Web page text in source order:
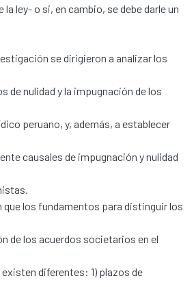
ley- o si, en cambio, se debe darle un
se dirigieron a analizar los
de nulidad y la impugnación de los
peruano, y, además, a establecer
causales de impugnación y nulidad
que los fundamentos para distinguir los
de los acuerdos societarios en el
diferentes: 1) plazos de